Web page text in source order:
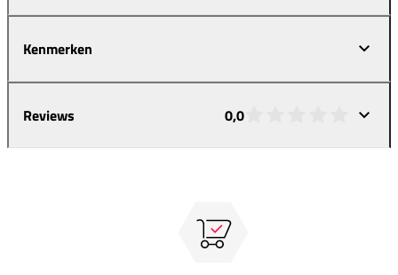
Kenmerken
Reviews 0,0